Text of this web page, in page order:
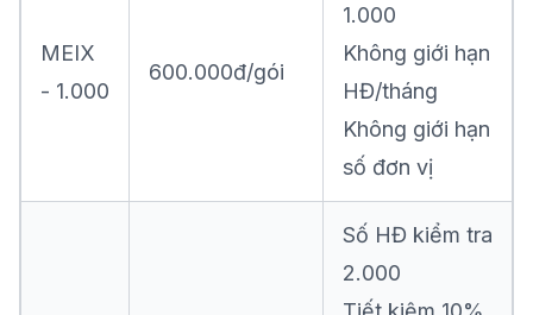
MEIX
- 1.000
600.000đ/gói
1.000
Không giới hạn
HĐ/tháng
Không giới hạn
số đơn vị
Số HĐ kiểm tra
2.000